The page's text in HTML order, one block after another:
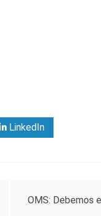
LinkedIn
OMS: Debemos